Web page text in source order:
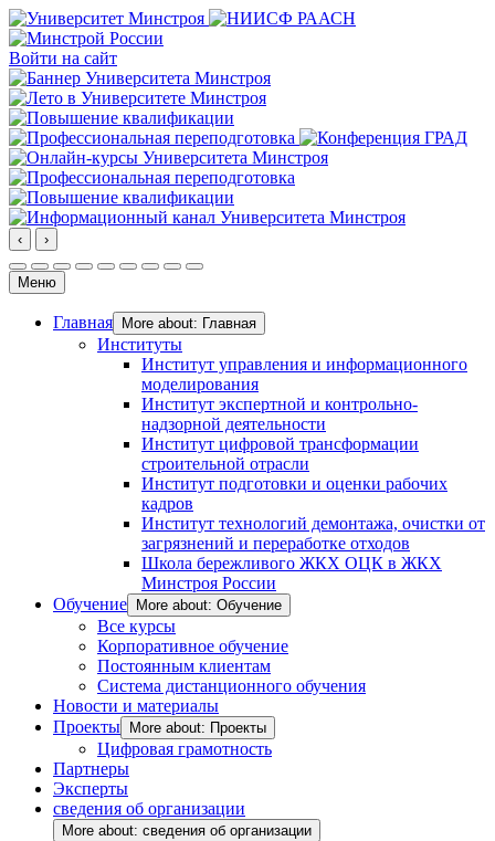
Войти на сайт
‹ ›
Меню
Главная More about: Главная
Институты
Институт управления и информационного
моделирования
Институт экспертной и контрольно-
надзорной деятельности
Институт цифровой трансформации
строительной отрасли
Институт подготовки и оценки рабочих
кадров
Институт технологий демонтажа, очистки от
загрязнений и переработке отходов
Школа бережливого ЖКХ ОЦК в ЖКХ
Минстроя России
Обучение
More about: Обучение
Все курсы
Корпоративное обучение
Постоянным клиентам
Система дистанционного обучения
Новости и материалы
Проекты
More about: Проекты
Цифровая грамотность
Партнеры
Эксперты
сведения об организации
More about: сведения об организации